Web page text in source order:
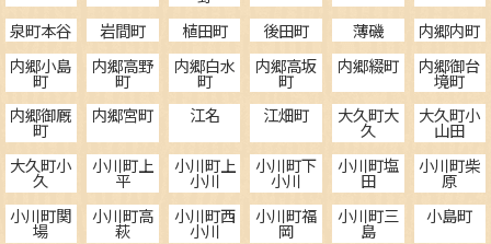
泉町本谷 岩間町 植田町 後田町 薄磯
内郷内町
内郷小島
町
内郷高野
町
内郷白水
町
内郷高坂
町
内郷綴町 内郷御台
境町
内郷御厩
町
内郷宮町 江名 江畑町 大久町大
久
大久町小
山田
大久町小
久
小川町上
平
小川町上
小川
小川町下
小川
小川町塩
田
小川町柴
原
小川町関
場
小川町高
萩
小川町西
小川
小川町福
岡
小川町三
島
小島町